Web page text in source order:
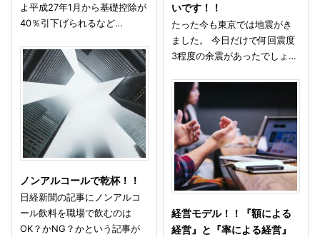
よ平成27年1月から基礎控除が
40％引下げられるなど…
ノンアルコールで乾杯！！
日経新聞の記事にノンアルコ
ール飲料を職場で飲むのは
OK？かNG？かという記事が
いです！！
たった今も東京では地震がき
ました。 今日だけで何回震度
3程度の余震があったでしょ…
経営モデル！！『額による
経営』と『率による経営』